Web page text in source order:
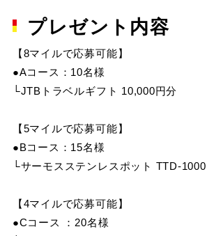
プレゼント内容
【8マイルで応募可能】
●Aコース：10名様
└JTBトラベルギフト 10,000円分
【5マイルで応募可能】
●Bコース：15名様
└サーモスステンレスポット TTD-1000
【4マイルで応募可能】
●Cコース ：20名様